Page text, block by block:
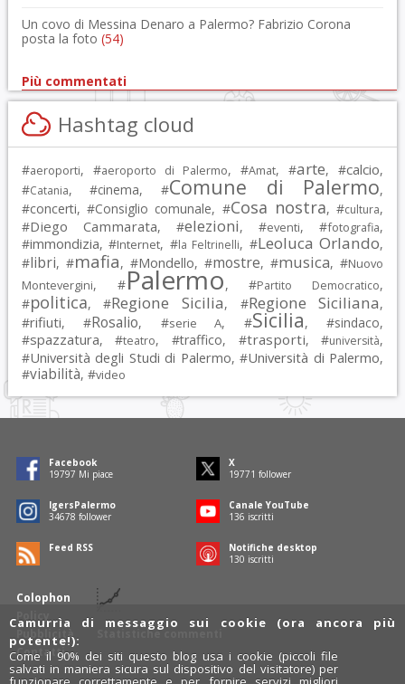
Un covo di Messina Denaro a Palermo? Fabrizio Corona
posta la foto (54)
Più commentati
Hashtag cloud
#aeroporti, #aeroporto di Palermo, #Amat, #arte, #calcio,
#Catania, #cinema, #Comune di Palermo,
#concerti, #Consiglio comunale, #Cosa nostra, #cultura,
#Diego Cammarata, #elezioni, #eventi, #fotografia,
#immondizia, #Internet, #la Feltrinelli, #Leoluca Orlando,
#libri, #mafia, #Mondello, #mostre, #musica, #Nuovo
Montevergini, #Palermo, #Partito Democratico,
#politica, #Regione Sicilia, #Regione Siciliana,
#rifiuti, #Rosalio, #serie A, #Sicilia, #sindaco,
#spazzatura, #teatro, #traffico, #trasporti, #università,
#Università degli Studi di Palermo, #Università di Palermo,
#viabilità, #video
Colophon
Policy
Pubblicità
Contatti
Statistiche commenti
Facebook
19797 Mi piace
X
19771 follower
IgersPalermo
34678 follower
Canale YouTube
136 iscritti
Feed RSS
Notifiche desktop
130 iscritti
Camurrìa di messaggio sui cookie (ora ancora più
potente!):
Come il 90% dei siti questo blog usa i cookie (piccoli file
salvati in maniera sicura sul dispositivo del visitatore) per